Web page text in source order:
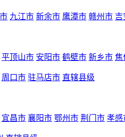
九江市 新余市 鹰潭市 赣州市 吉
平顶山市 安阳市 鹤壁市 新乡市 焦
周口市 驻马店市 直辖县级
宜昌市 襄阳市 鄂州市 荆门市 孝感